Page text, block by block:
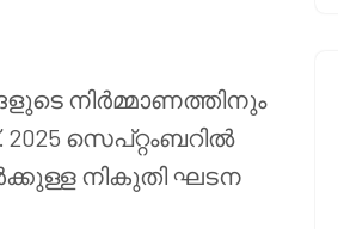
നിർമ്മാണത്തിനും
സെപ്റ്റംബറിൽ
നികുതി ഘടന